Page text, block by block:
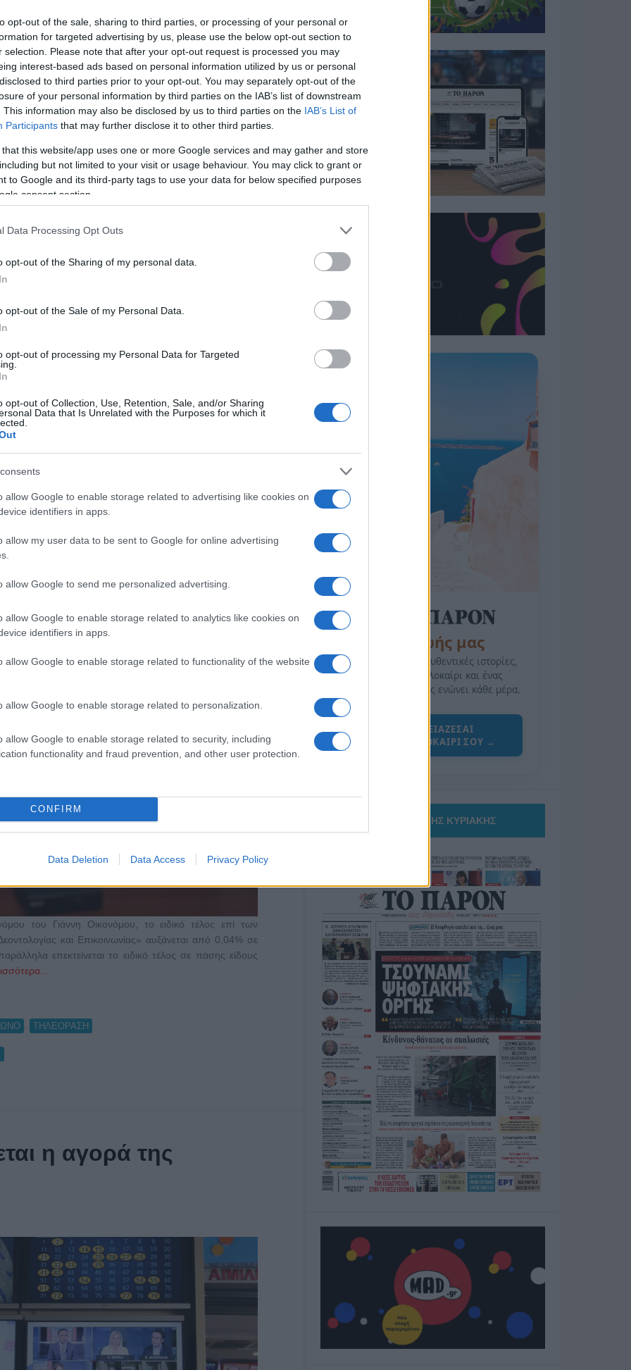
opt-out of the sale, sharing to third parties, or processing of your personal or
for targeted advertising by us, please use the below opt-out section to
selection. Please note that after your opt-out request is processed you may
interest-based ads based on personal information utilized by us or personal
to third parties prior to your opt-out. You may separately opt-out of the
of your personal information by third parties on the IAB’s list of downstream
This information may also be disclosed by us to third parties on the IAB’s List of
Participants that may further disclose it to other third parties.
that this website/app uses one or more Google services and may gather and store
but not limited to your visit or usage behaviour. You may click to grant or
to Google and its third-party tags to use your data for below specified purposes
consent section.
Data Processing Opt Outs
opt-out of the Sharing of my personal data.
opt-out of the Sale of my Personal Data.
opt-out of processing my Personal Data for Targeted
opt-out of Collection, Use, Retention, Sale, and/or Sharing
Data that Is Unrelated with the Purposes for which it
allow Google to enable storage related to advertising like cookies on
identifiers in apps.
allow my user data to be sent to Google for online advertising
allow Google to send me personalized advertising.
allow Google to enable storage related to analytics like cookies on
identifiers in apps.
allow Google to enable storage related to functionality of the website
allow Google to enable storage related to personalization.
allow Google to enable storage related to security, including
functionality and fraud prevention, and other user protection.
CONFIRM
Data Deletion Data Access Privacy Policy
της ΕΡΤ όσον αφορά τον ηλεκτρονικό
καταγραφής και καταμέτρησης των διαφημίσεων
στην τηλεόραση και στο ραδιόφωνο». Το χρονικό
των διαφημίσεων για
του Γιάννη Οικονόμου, το ειδικό τέλος επί των
και Επικοινωνίας» αυξάνεται από 0,04% σε
επεκτείνεται το ειδικό τέλος σε πάσης είδους
ΤΗΛΕΟΡΑΣΗ
η αγορά της
της Ζωής μας
Οι άνθρωποι, οι αυθεντικές ιστορίες,
το ελληνικό καλοκαίρι και ένας
πολιτισμός που μας ενώνει κάθε μέρα.
ΟΣΑ ΧΡΕΙΑΖΕΣΑΙ
ΓΙΑ ΤΟ ΚΑΛΟΚΑΙΡΙ ΣΟΥ →
ΤΟ ΠΑΡΟΝ ΤΗΣ ΚΥΡΙΑΚΗΣ